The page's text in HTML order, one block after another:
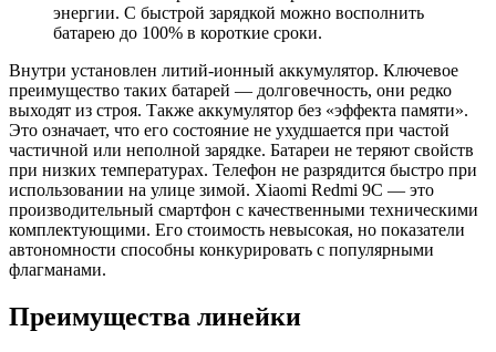
энергии. С быстрой зарядкой можно восполнить
батарею до 100% в короткие сроки.
Внутри установлен литий-ионный аккумулятор. Ключевое
преимущество таких батарей — долговечность, они редко
выходят из строя. Также аккумулятор без «эффекта памяти».
Это означает, что его состояние не ухудшается при частой
частичной или неполной зарядке. Батареи не теряют свойств
при низких температурах. Телефон не разрядится быстро при
использовании на улице зимой. Xiaomi Redmi 9C — это
производительный смартфон с качественными техническими
комплектующими. Его стоимость невысокая, но показатели
автономности способны конкурировать с популярными
флагманами.
Преимущества линейки